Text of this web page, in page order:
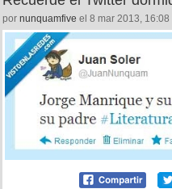
por nunquamfive el 8 mar 2013, 16:08